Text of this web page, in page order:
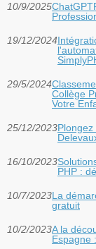
10/9/2025
19/12/2024
29/5/2024
Collège
Votre
25/12/2023
16/10/2023
PHP :
10/7/2023La
gratuit
10/2/2023A la
Espagne